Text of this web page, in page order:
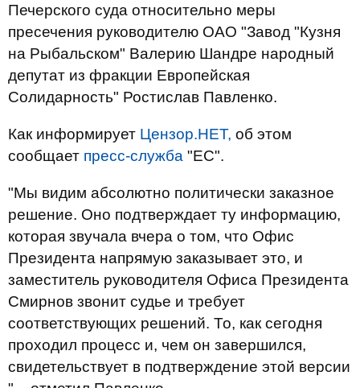
Печерского суда относительно меры
пресечения руководителю ОАО "Завод "Кузня
на Рыбальском" Валерию Шандре народный
депутат из фракции Европейская
Солидарность" Ростислав Павленко.
Как информирует Цензор.НЕТ, об этом
сообщает пресс-служба "ЕС".
"Мы видим абсолютно политически заказное
решение. Оно подтверждает ту информацию,
которая звучала вчера о том, что Офис
Президента напрямую заказывает это, и
заместитель руководителя Офиса Президента
Смирнов звонит судье и требует
соответствующих решений. То, как сегодня
проходил процесс и, чем он завершился,
свидетельствует в подтверждение этой версии